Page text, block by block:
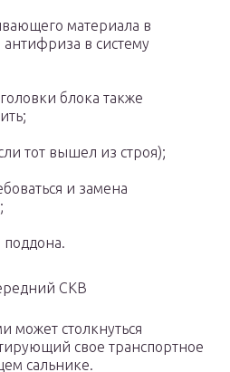
материала в
антифриза в систему
блока также
тот вышел из строя);
и замена
поддона.
СКВ
может столкнуться
свое транспортное
сальнике.